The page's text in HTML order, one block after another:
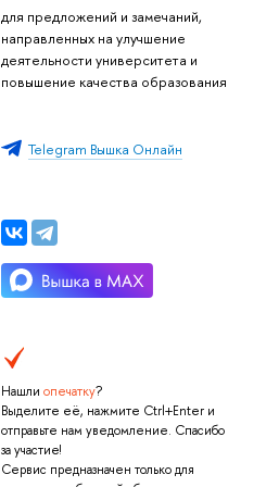
для предложений и замечаний,
направленных на улучшение
деятельности университета и
повышение качества образования
Telegram Вышка Онлайн
Нашли опечатку?
Выделите её, нажмите Ctrl+Enter и
отправьте нам уведомление. Спасибо
за участие!
Сервис предназначен только для